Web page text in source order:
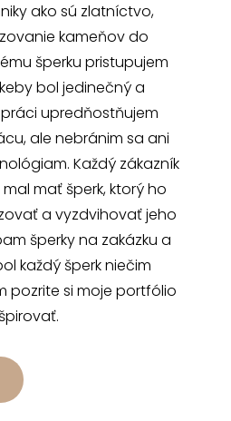
ako sú zlatníctvo,
kameňov do
šperku pristupujem
bol jedinečný a
práci upredňostňujem
ale nebránim sa ani
Každý zákazník
mať šperk, ktorý ho
a vyzdvihovať jeho
šperky na zakázku a
každý šperk niečim
pozrite si moje portfólio